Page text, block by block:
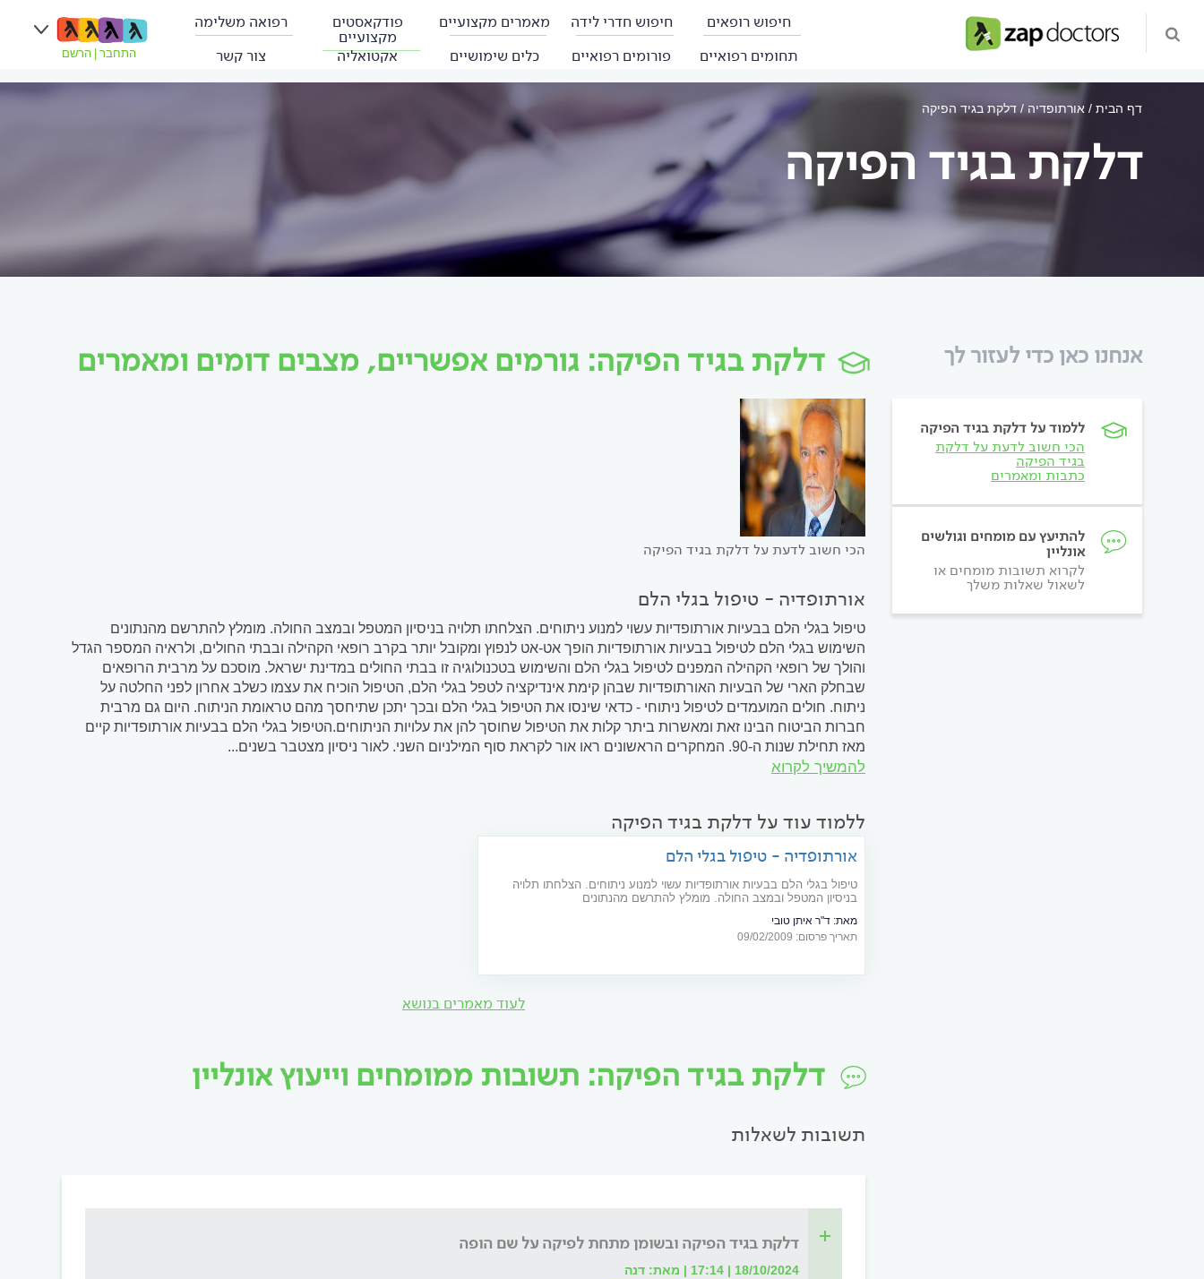
חיפוש רופאים חיפוש חדרי לידה מאמרים מקצועיים פודקאסטים
מקצועיים
רפואה משלימה
תחומים רפואיים
פורומים רפואיים כלים שימושיים אקטואליה צור קשר התחבר הרשם
דף הבית אורתופדיה דלקת בגיד הפיקה
דלקת בגיד הפיקה
אנחנו כאן כדי לעזור לך
ללמוד על דלקת בגיד הפיקה
הכי חשוב לדעת על דלקת
בגיד הפיקה
כתבות ומאמרים
להתיעץ עם מומחים וגולשים
אונליין
לקרוא תשובות מומחים או
לשאול שאלות משלך
דלקת בגיד הפיקה: גורמים אפשריים, מצבים דומים ומאמרים
הכי חשוב לדעת על דלקת בגיד הפיקה
אורתופדיה - טיפול בגלי הלם
טיפול בגלי הלם בבעיות אורתופדיות עשוי למנוע ניתוחים. הצלחתו תלויה בניסיון המטפל ובמצב החולה. מומלץ להתרשם מהנתונים
השימוש בגלי הלם לטיפול בבעיות אורתופדיות הופך אט-אט לנפוץ ומקובל יותר בקרב רופאי הקהילה ובבתי החולים, ולראיה המספר הגדל
והולך של רופאי הקהילה המפנים לטיפול בגלי הלם והשימוש בטכנולוגיה זו בבתי החולים במדינת ישראל. מוסכם על מרבית הרופאים
שבחלק הארי של הבעיות האורתופדיות שבהן קימת אינדיקציה לטפל בגלי הלם, הטיפול הוכיח את עצמו כשלב אחרון לפני החלטה על
ניתוח. חולים המועמדים לטיפול ניתוחי - כדאי שינסו את הטיפול בגלי הלם ובכך יתכן שתיחסך מהם טראומת הניתוח. היום גם מרבית
חברות הביטוח הבינו זאת ומאשרות ביתר קלות את הטיפול שחוסך להן את עלויות הניתוחים.הטיפול בגלי הלם בבעיות אורתופדיות קיים
מאז תחילת שנות ה-90. המחקרים הראשונים ראו אור לקראת סוף המילניום השני. לאור ניסיון מצטבר בשנים...
להמשיך לקרוא
ללמוד עוד על דלקת בגיד הפיקה
אורתופדיה - טיפול בגלי הלם
טיפול בגלי הלם בבעיות אורתופדיות עשוי למנוע ניתוחים. הצלחתו תלויה
בניסיון המטפל ובמצב החולה. מומלץ להתרשם מהנתונים
מאת: ד"ר איתן טובי
תאריך פרסום: 09/02/2009
לעוד מאמרים בנושא
דלקת בגיד הפיקה: תשובות ממומחים וייעוץ אונליין
תשובות לשאלות
דלקת בגיד הפיקה ובשומן מתחת לפיקה על שם הופה
18/10/2024 | 17:14 | מאת: דנה